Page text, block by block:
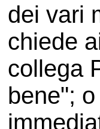
dei vari
chiede
collega
bene";